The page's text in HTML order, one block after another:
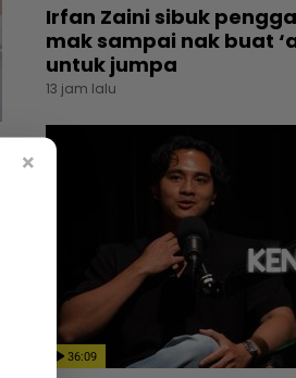
Irfan Zaini sibuk
mak sampai nak buat
untuk jumpa
13 jam lalu
36:09
×